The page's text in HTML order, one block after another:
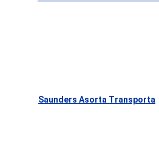
Saunders Asorta Transporta